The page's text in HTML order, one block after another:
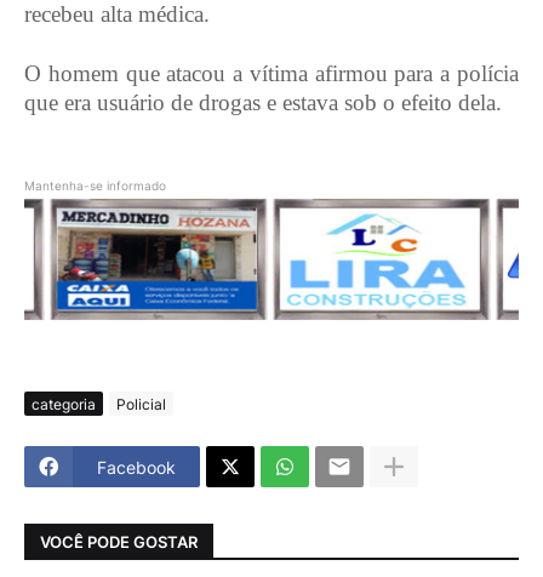
recebeu alta médica.
O homem que atacou a vítima afirmou para a polícia
que era usuário de drogas e estava sob o efeito dela.
Mantenha-se informado
categoria Policial
Facebook
VOCÊ PODE GOSTAR